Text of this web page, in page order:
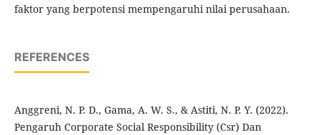
faktor yang berpotensi mempengaruhi nilai perusahaan.
REFERENCES
Anggreni, N. P. D., Gama, A. W. S., & Astiti, N. P. Y. (2022).
Pengaruh Corporate Social Responsibility (Csr) Dan